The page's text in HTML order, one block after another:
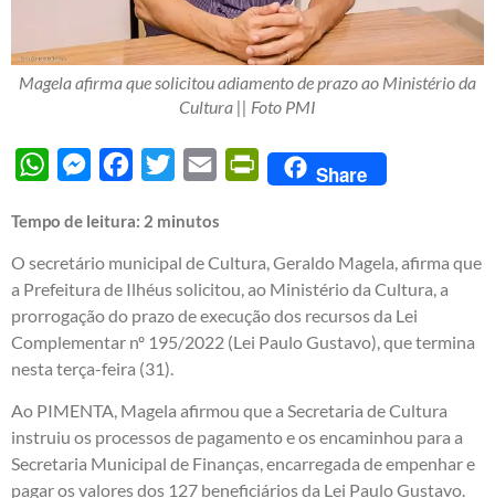
Magela afirma que solicitou adiamento de prazo ao Ministério da
Cultura || Foto PMI
WhatsAppMessengerFacebook
Twitter Email PrintFriendly
Share
Tempo de leitura: 2 minutos
O secretário municipal de Cultura, Geraldo Magela, afirma que
a Prefeitura de Ilhéus solicitou, ao Ministério da Cultura, a
prorrogação do prazo de execução dos recursos da Lei
Complementar nº 195/2022 (Lei Paulo Gustavo), que termina
nesta terça-feira (31).
Ao PIMENTA, Magela afirmou que a Secretaria de Cultura
instruiu os processos de pagamento e os encaminhou para a
Secretaria Municipal de Finanças, encarregada de empenhar e
pagar os valores dos 127 beneficiários da Lei Paulo Gustavo.